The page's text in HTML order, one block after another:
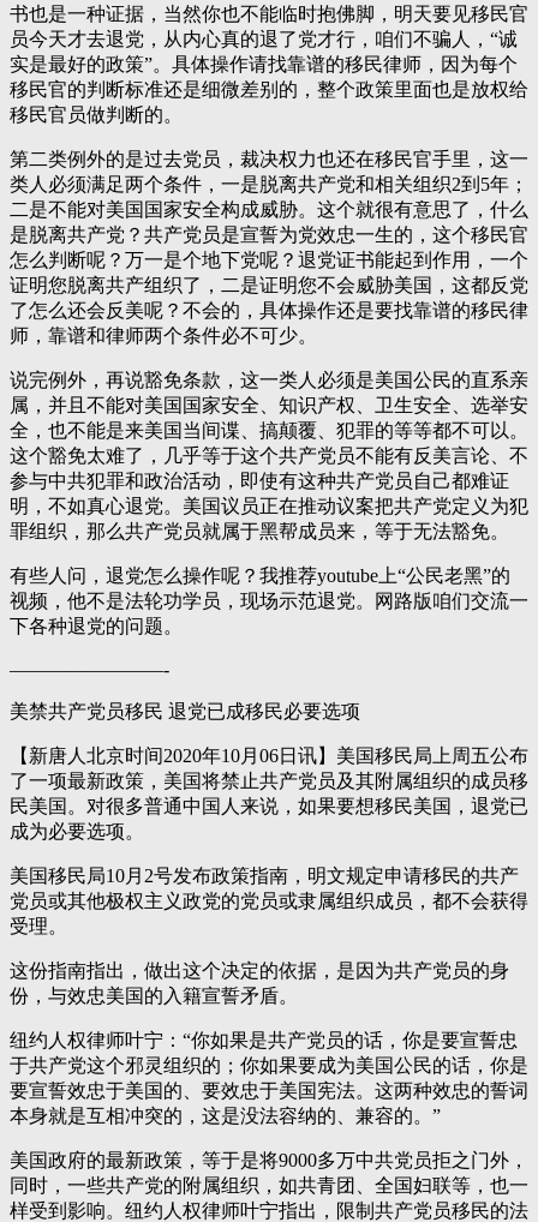
书也是一种证据，当然你也不能临时抱佛脚，明天要见移民官
员今天才去退党，从内心真的退了党才行，咱们不骗人，“诚
实是最好的政策”。具体操作请找靠谱的移民律师，因为每个
移民官的判断标准还是细微差别的，整个政策里面也是放权给
移民官员做判断的。
第二类例外的是过去党员，裁决权力也还在移民官手里，这一
类人必须满足两个条件，一是脱离共产党和相关组织2到5年；
二是不能对美国国家安全构成威胁。这个就很有意思了，什么
是脱离共产党？共产党员是宣誓为党效忠一生的，这个移民官
怎么判断呢？万一是个地下党呢？退党证书能起到作用，一个
证明您脱离共产组织了，二是证明您不会威胁美国，这都反党
了怎么还会反美呢？不会的，具体操作还是要找靠谱的移民律
师，靠谱和律师两个条件必不可少。
说完例外，再说豁免条款，这一类人必须是美国公民的直系亲
属，并且不能对美国国家安全、知识产权、卫生安全、选举安
全，也不能是来美国当间谍、搞颠覆、犯罪的等等都不可以。
这个豁免太难了，几乎等于这个共产党员不能有反美言论、不
参与中共犯罪和政治活动，即使有这种共产党员自己都难证
明，不如真心退党。美国议员正在推动议案把共产党定义为犯
罪组织，那么共产党员就属于黑帮成员来，等于无法豁免。
有些人问，退党怎么操作呢？我推荐youtube上“公民老黑”的
视频，他不是法轮功学员，现场示范退党。网路版咱们交流一
下各种退党的问题。
————————-
美禁共产党员移民 退党已成移民必要选项
【新唐人北京时间2020年10月06日讯】美国移民局上周五公布
了一项最新政策，美国将禁止共产党员及其附属组织的成员移
民美国。对很多普通中国人来说，如果要想移民美国，退党已
成为必要选项。
美国移民局10月2号发布政策指南，明文规定申请移民的共产
党员或其他极权主义政党的党员或隶属组织成员，都不会获得
受理。
这份指南指出，做出这个决定的依据，是因为共产党员的身
份，与效忠美国的入籍宣誓矛盾。
纽约人权律师叶宁：“你如果是共产党员的话，你是要宣誓忠
于共产党这个邪灵组织的；你如果要成为美国公民的话，你是
要宣誓效忠于美国的、要效忠于美国宪法。这两种效忠的誓词
本身就是互相冲突的，这是没法容纳的、兼容的。”
美国政府的最新政策，等于是将9000多万中共党员拒之门外，
同时，一些共产党的附属组织，如共青团、全国妇联等，也一
样受到影响。纽约人权律师叶宁指出，限制共产党员移民的法